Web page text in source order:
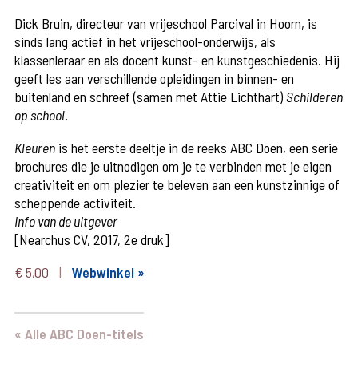
Dick Bruin, directeur van vrijeschool Parcival in Hoorn, is
sinds lang actief in het vrijeschool-onderwijs, als
klassenleraar en als docent kunst- en kunstgeschiedenis. Hij
geeft les aan verschillende opleidingen in binnen- en
buitenland en schreef (samen met Attie Lichthart)Schilderen
op school.
Kleuren is het eerste deeltje in de reeks ABC Doen, een serie
brochures die je uitnodigen om je te verbinden met je eigen
creativiteit en om plezier te beleven aan een kunstzinnige of
scheppende activiteit.
Info van de uitgever
[Nearchus CV, 2017, 2e druk]
€5,00 Webwinkel »
« Alle ABC Doen-titels